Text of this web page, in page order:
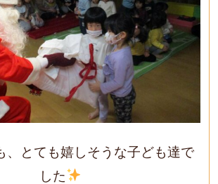
、とても嬉しそうな子ども達で
した